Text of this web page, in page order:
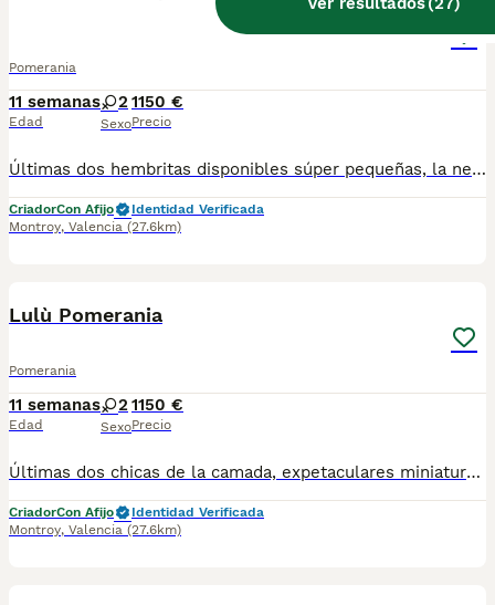
Pomerania
11 semanas
Edad
2
Sexo
1150 €
Precio
Últimas dos hembritas disponibles súper pequeñas, la negrita pesa 600 gramos con dos meses y medio. Son espectaculares y muy simpáticas y cariñosas .
CriadorCon Afijo
Identidad Verificada
Montroy, Valencia (27.6km)
Lulù Pomerania
Pomerania
11 semanas
Edad
2
Sexo
1150 €
Precio
Últimas dos chicas de la camada, expetaculares miniaturas . Esas perritas vienen de padres mini . Son una verdadera hermosura. Si no te lo crees ven a verlas en personas y verás su verdadero mini tamaño !
CriadorCon Afijo
Identidad Verificada
Montroy, Valencia (27.6km)